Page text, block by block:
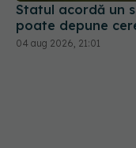
Statul acordă un
poate depune
04 aug 2026, 21:01